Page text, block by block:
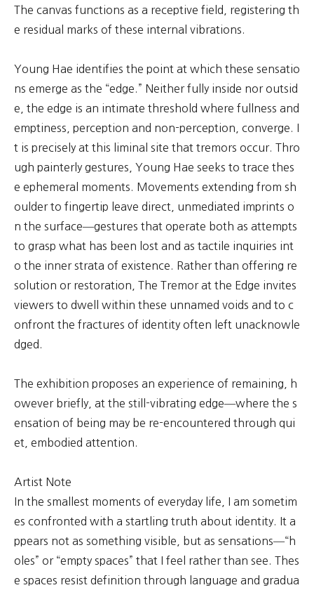
The canvas functions as a receptive field, registering th
e residual marks of these internal vibrations.
Young Hae identifies the point at which these sensatio
ns emerge as the “edge.” Neither fully inside nor outsid
e, the edge is an intimate threshold where fullness and
emptiness, perception and non-perception, converge. I
t is precisely at this liminal site that tremors occur. Thro
ugh painterly gestures, Young Hae seeks to trace thes
e ephemeral moments. Movements extending from sh
oulder to fingertip leave direct, unmediated imprints o
n the surface—gestures that operate both as attempts
to grasp what has been lost and as tactile inquiries int
o the inner strata of existence. Rather than offering re
solution or restoration, The Tremor at the Edge invites
viewers to dwell within these unnamed voids and to c
onfront the fractures of identity often left unacknowle
dged.
The exhibition proposes an experience of remaining, h
owever briefly, at the still-vibrating edge—where the s
ensation of being may be re-encountered through qui
et, embodied attention.
Artist Note
In the smallest moments of everyday life, I am sometim
es confronted with a startling truth about identity. It a
ppears not as something visible, but as sensations—“h
oles” or “empty spaces” that I feel rather than see. Thes
e spaces resist definition through language and gradua